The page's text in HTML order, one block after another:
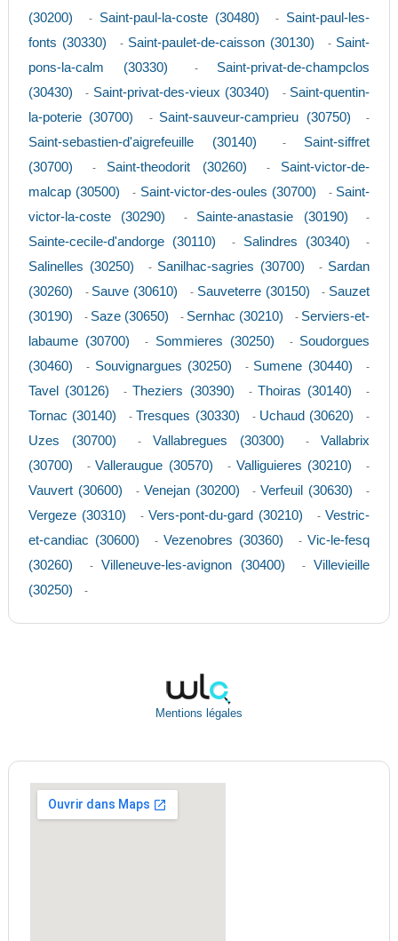
(30200)
- Saint-paul-la-coste (30480) - Saint-paul-les-
fonts (30330)
- Saint-paulet-de-caisson (30130) - Saint-
pons-la-calm (30330)
- Saint-privat-de-champclos
(30430)
- Saint-privat-des-vieux (30340) - Saint-quentin-
la-poterie (30700)
- Saint-sauveur-camprieu (30750) -
Saint-sebastien-d'aigrefeuille (30140) - Saint-siffret
(30700)
- Saint-theodorit (30260) - Saint-victor-de-
malcap (30500)
- Saint-victor-des-oules (30700) - Saint-
victor-la-coste (30290)
- Sainte-anastasie (30190) -
Sainte-cecile-d'andorge (30110) - Salindres (30340) -
Salinelles (30250) - Sanilhac-sagries (30700) - Sardan
(30260)
- Sauve (30610) - Sauveterre (30150) - Sauzet
(30190)
- Saze (30650) - Sernhac (30210) - Serviers-et-
labaume (30700)
- Sommieres (30250) - Soudorgues
(30460)
- Souvignargues (30250) - Sumene (30440) -
Tavel (30126) - Theziers (30390) - Thoiras (30140) -
Tornac (30140) - Tresques (30330) - Uchaud (30620) -
Uzes (30700) - Vallabregues (30300) - Vallabrix
(30700)
- Valleraugue (30570) - Valliguieres (30210) -
Vauvert (30600) - Venejan (30200) - Verfeuil (30630) -
Vergeze (30310) - Vers-pont-du-gard (30210) - Vestric-
et-candiac (30600)
- Vezenobres (30360) - Vic-le-fesq
(30260)
- Villeneuve-les-avignon (30400) - Villevieille
(30250)
-
Mentions légales